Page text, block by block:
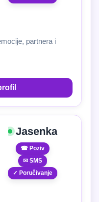
partnera i
Jasenka
☎ Poziv
✉ SMS
✓ Poručivanje